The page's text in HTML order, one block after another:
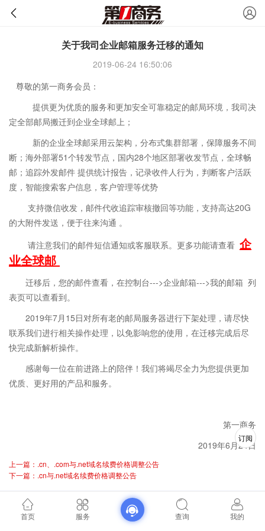
关于我司企业邮箱服务迁移的通知
2019-06-24 16:50:06
尊敬的第一商务会员：
提供更为优质的服务和更加安全可靠稳定的邮局环境，我司决
定全部邮局搬迁到企业全球邮上；
新的企业全球邮采用云架构，分布式集群部署，保障服务不间
断；海外部署51个转发节点，国内28个地区部署收发节点，全球畅
邮；追踪外发邮件 提供统计报告，记录收件人行为，判断客户活跃
度，智能搜索客户信息，客户管理等优势
支持微信收发，邮件代收追踪审核撤回等功能，支持高达20G
的大附件发送，便于往来沟通 。
请注意我们的邮件短信通知或客服联系。更多功能请查看 企
业全球邮
迁移后，您的邮件查看，在控制台--->企业邮箱--->我的邮箱 列
表页可以查看到。
2019年7月15日对所有老的邮局服务器进行下架处理，请尽快
联系我们进行相关操作处理，以免影响您的使用，在迁移完成后尽
快完成新解析操作。
感谢每一位在前进路上的陪伴！我们将竭尽全力为您提供更加
优质、更好用的产品和服务。
第一商务
2019年6月24日
上一篇：.cn、.com与.net域名续费价格调整公告
下一篇：.cn与.net域名续费价格调整公告
首页 服务 查询 我的
订阅